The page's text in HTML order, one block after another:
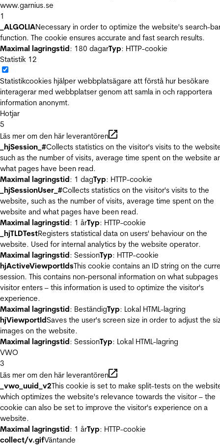
www.garnius.se
1
_ALGOLIANecessary in order to optimize the website's search-
function. The cookie ensures accurate and fast search results.
Maximal lagringstid: 180 dagarTyp: HTTP-cookie
Statistik 12
Statistikcookies hjälper webbplatsägare att förstå hur besökare
interagerar med webbplatser genom att samla in och rapportera
information anonymt.
Hotjar
5
Läs mer om den här leverantören
_hjSession_#Collects statistics on the visitor's visits to the
such as the number of visits, average time spent on the website
what pages have been read.
Maximal lagringstid: 1 dagTyp: HTTP-cookie
_hjSessionUser_#Collects statistics on the visitor's visits to the
website, such as the number of visits, average time spent on the
website and what pages have been read.
Maximal lagringstid: 1 årTyp: HTTP-cookie
_hjTLDTestRegisters statistical data on users' behaviour on the
website. Used for internal analytics by the website operator.
Maximal lagringstid: SessionTyp: HTTP-cookie
hjActiveViewportIdsThis cookie contains an ID string on the
session. This contains non-personal information on what
visitor enters – this information is used to optimize the visitor's
experience.
Maximal lagringstid: BeständigTyp: Lokal HTML-lagring
hjViewportIdSaves the user's screen size in order to adjust the
images on the website.
Maximal lagringstid: SessionTyp: Lokal HTML-lagring
VWO
3
Läs mer om den här leverantören
_vwo_uuid_v2This cookie is set to make split-tests on the
which optimizes the website's relevance towards the visitor – the
cookie can also be set to improve the visitor's experience on a
website.
Maximal lagringstid: 1 årTyp: HTTP-cookie
collect/v.gifVäntande